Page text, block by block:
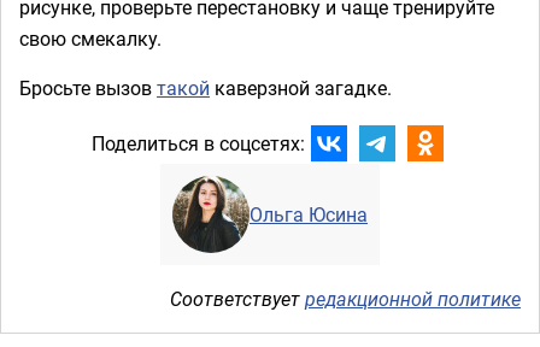
рисунке, проверьте перестановку и чаще тренируйте
свою смекалку.
Бросьте вызовтакой каверзной загадке.
Поделиться в соцсетях:
Ольга Юсина
Соответствуетредакционной политике